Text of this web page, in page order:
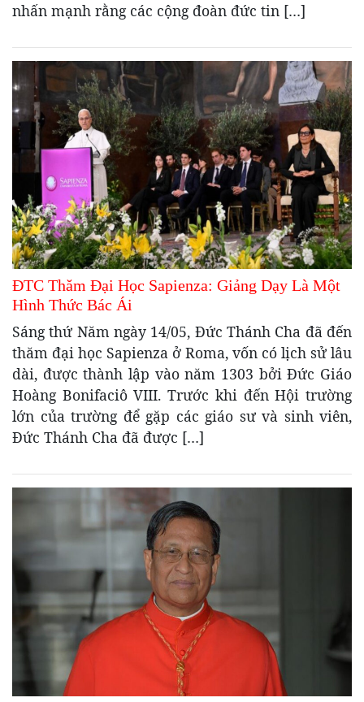
nhấn mạnh rằng các cộng đoàn đức tin […]
ĐTC Thăm Đại Học Sapienza: Giảng Dạy Là Một
Hình Thức Bác Ái
Sáng thứ Năm ngày 14/05, Đức Thánh Cha đã đến
thăm đại học Sapienza ở Roma, vốn có lịch sử lâu
dài, được thành lập vào năm 1303 bởi Đức Giáo
Hoàng Bonifaciô VIII. Trước khi đến Hội trường
lớn của trường để gặp các giáo sư và sinh viên,
Đức Thánh Cha đã được […]